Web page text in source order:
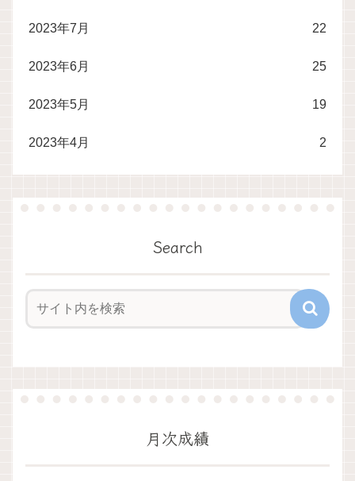
2023年7月 22
2023年6月 25
2023年5月 19
2023年4月 2
Search
月次成績